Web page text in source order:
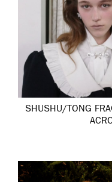
SHUSHU/TONG